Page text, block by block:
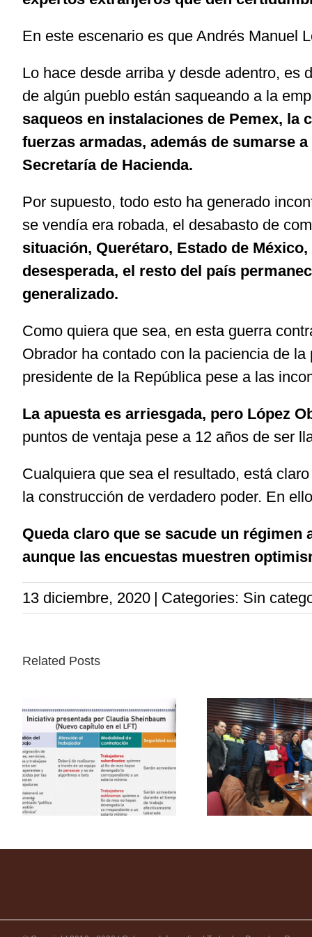
En este escenario es que Andrés Manuel
Lo hace desde arriba y desde adentro, es
de algún pueblo están saqueando a la
saqueos en instalaciones de Pemex, la
fuerzas armadas, además de sumarse
Secretaría de Hacienda.
Por supuesto, todo esto ha generado
se vendía era robada, el desabasto de
situación, Querétaro, Estado de
desesperada, el resto del país
generalizado.
Como quiera que sea, en esta guerra
Obrador ha contado con la paciencia de
presidente de la República pese a las
La apuesta es arriesgada, pero López
puntos de ventaja pese a 12 años de ser
Cualquiera que sea el resultado, está
la construcción de verdadero poder. En
Queda claro que se sacude un
aunque las encuestas muestren
13 diciembre, 2020 | Categories: Sin
Related Posts